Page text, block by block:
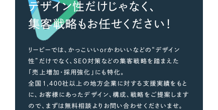
デザイン性だけじゃなく、
集客戦略もお任せください！
リーピーでは、かっこいいorかわいいなどの“デザイン
性”だけでなく、SEO対策などの集客戦略を踏まえた
「売上増加・採用強化」にも特化。
全国1,400社以上の地方企業に対する支援実績をもと
に、お客様にあったデザイン、構成、戦略をご提案します
ので、まずは無料相談よりお問い合わせくださいませ。